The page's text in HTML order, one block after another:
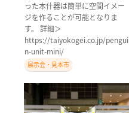
った本什器は簡単に空間イメー
ジを作ることが可能となりま
す。 詳細＞
https://taiyokogei.co.jp/pengui
n-unit-mini/
展示会・見本市